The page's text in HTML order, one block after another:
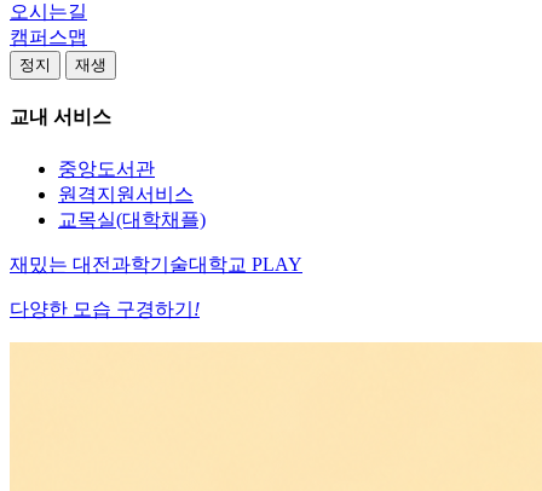
오시는길
캠퍼스맵
정지 재생
교내 서비스
중앙도서관
원격지원서비스
교목실(대학채플)
재밌는 대전과학기술대학교 PLAY
다양한 모습 구경하기 !